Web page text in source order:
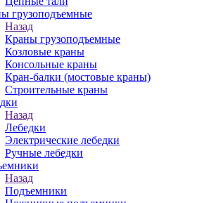
грузоподъемные
Назад
Краны грузоподъемные
Козловые краны
Консольные краны
Кран-балки (мостовые краны)
Строительные краны
Назад
Лебедки
Электрические лебедки
Ручные лебедки
Назад
Подъемники